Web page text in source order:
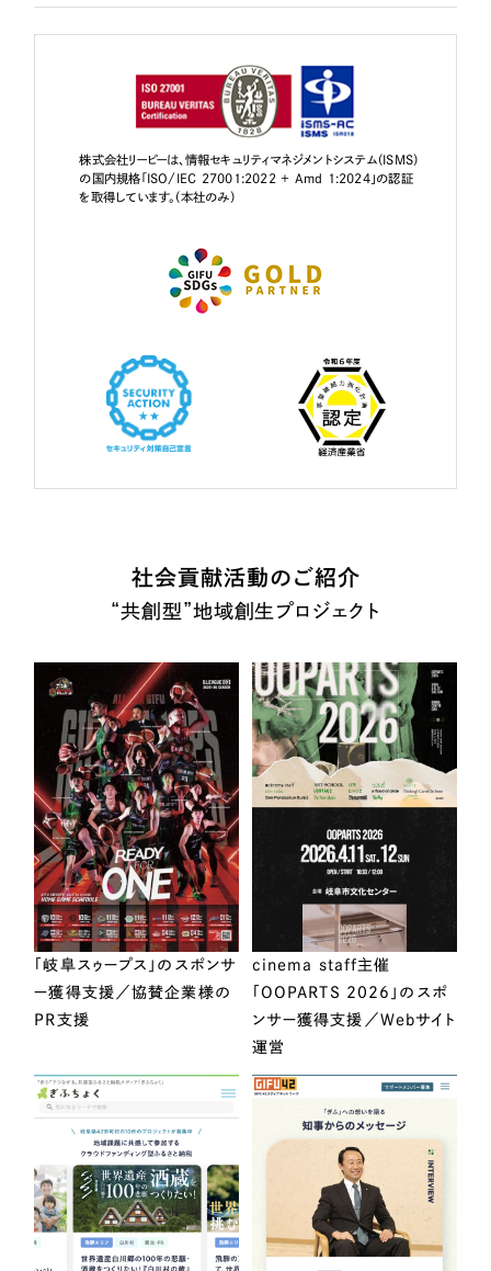
株式会社リーピーは、情報セキュリティマネジメントシステム（ISMS）
の国内規格「ISO/IEC 27001:2022 + Amd 1:2024」の認証
を取得しています。（本社のみ）
社会貢献活動のご紹介
“共創型”地域創生プロジェクト
「岐阜スゥープス」のスポンサ
ー獲得支援／協賛企業様の
PR支援
cinema staff主催
「OOPARTS 2026」のスポ
ンサー獲得支援／Webサイト
運営